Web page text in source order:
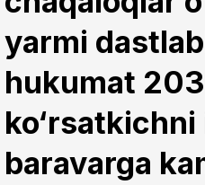
yarmi
hukumat
baravarga